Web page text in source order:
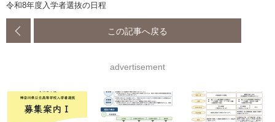
令和8年度入学者選抜の日程
この記事へ戻る
advertisement